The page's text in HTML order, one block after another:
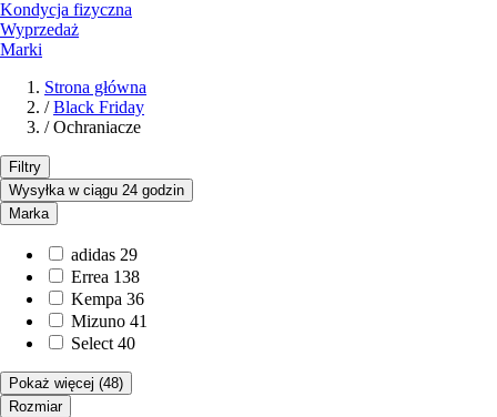
Kondycja fizyczna
Wyprzedaż
Marki
Strona główna
/ Black Friday
/ Ochraniacze
Filtry
Wysyłka w ciągu 24 godzin
Marka
adidas 29
Errea 138
Kempa 36
Mizuno 41
Select 40
Pokaż więcej (48)
Rozmiar